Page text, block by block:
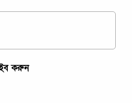
করুন